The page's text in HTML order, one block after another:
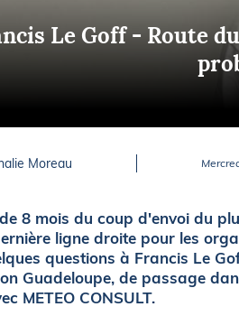
Le Goff - Route
Moreau
8 mois du coup d'envoi du
ligne droite pour les
questions à Francis Le
Guadeloupe, de passage
METEO CONSULT.